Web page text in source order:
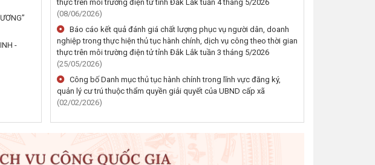
CHÁY VÀ CỨU NẠN, CỨU HỘ
KRÔNG NĂNG.
(24/07/2026, 00:00)
TRAO QUÀ TRI ÂN GIA ĐÌNH
CHÍNH SÁCH NHÂN KỶ NIỆM
27/7/2026)
(24/07/2026, 00:00)
-
thực trên môi trường điện tử tỉnh Đắk Lắk tuần 4 tháng 5/2026
(08/06/2026)
Báo cáo kết quả đánh giá chất lượng phục vụ người dân, doanh
nghiệp trong thực hiện thủ tục hành chính, dịch vụ công theo thời gian
thực trên môi trường điện tử tỉnh Đắk Lắk tuần 3 tháng 5/2026
(25/05/2026)
Công bố Danh mục thủ tục hành chính trong lĩnh vực đăng ký,
quản lý cư trú thuộc thẩm quyền giải quyết của UBND cấp xã
(02/02/2026)